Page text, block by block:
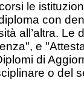
le
con
all’altra. Le
e
di
o del